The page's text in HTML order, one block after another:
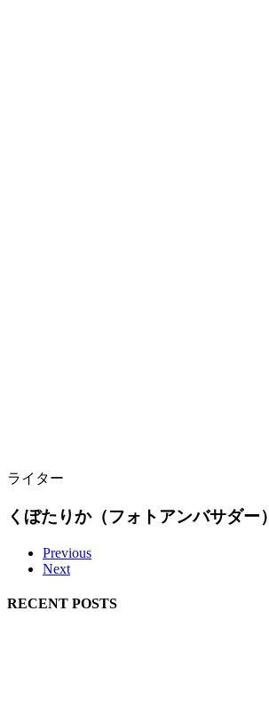
ライター
くぼたりか（フォトアンバサダー）
Previous
Next
RECENT POSTS